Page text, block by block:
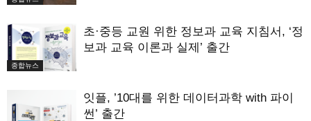
종합뉴스
초·중등 교원 위한 정보과 교육 지침서, ‘정
보과 교육 이론과 실제’ 출간
잇플, ’10대를 위한 데이터과학 with 파이
썬’ 출간